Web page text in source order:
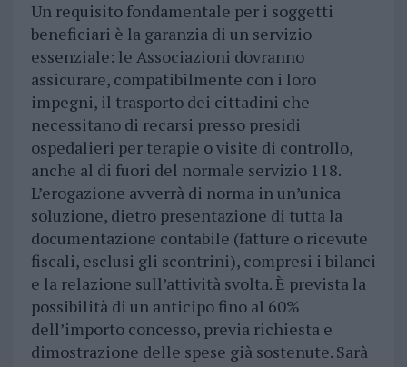
Un requisito fondamentale per i soggetti
beneficiari è la garanzia di un servizio
essenziale: le Associazioni dovranno
assicurare, compatibilmente con i loro
impegni, il trasporto dei cittadini che
necessitano di recarsi presso presidi
ospedalieri per terapie o visite di controllo,
anche al di fuori del normale servizio 118.
L’erogazione avverrà di norma in un’unica
soluzione, dietro presentazione di tutta la
documentazione contabile (fatture o ricevute
fiscali, esclusi gli scontrini), compresi i bilanci
e la relazione sull’attività svolta. È prevista la
possibilità di un anticipo fino al 60%
dell’importo concesso, previa richiesta e
dimostrazione delle spese già sostenute. Sarà